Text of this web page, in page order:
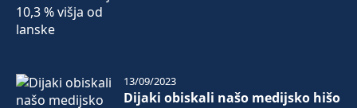
Dijaki obiskali našo medijsko hišo
13/09/2023